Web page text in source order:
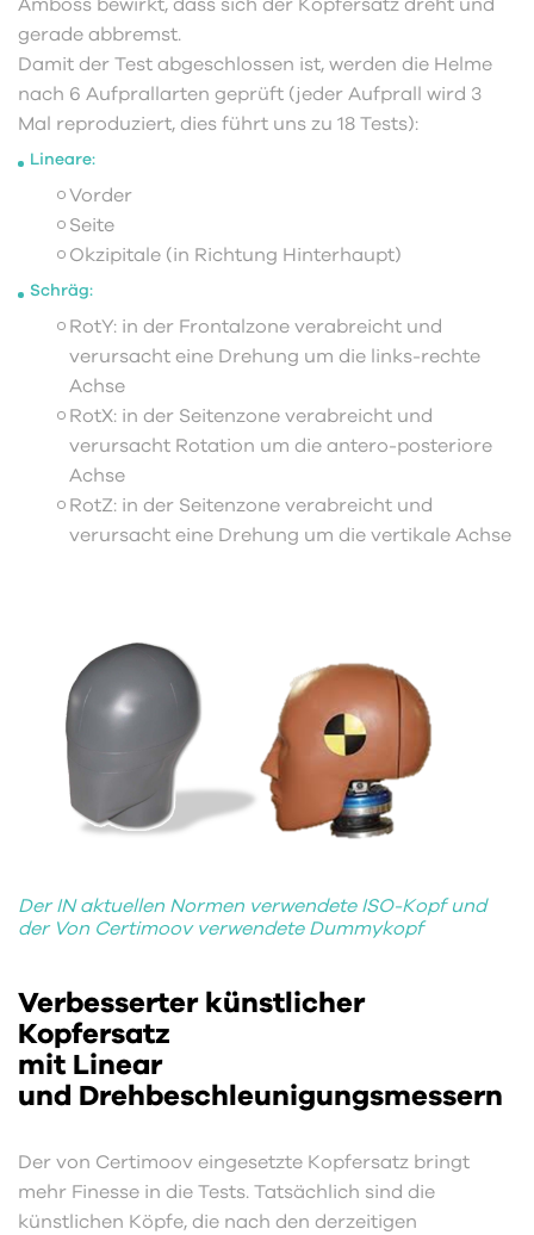
Amboss bewirkt, dass sich der Kopfersatz dreht und
gerade abbremst.
Damit der Test abgeschlossen ist, werden die Helme
nach 6 Aufprallarten geprüft (jeder Aufprall wird 3
Mal reproduziert, dies führt uns zu 18 Tests):
Lineare:
Vorder
Seite
Okzipitale (in Richtung Hinterhaupt)
Schräg:
RotY: in der Frontalzone verabreicht und
verursacht eine Drehung um die links-rechte
Achse
RotX: in der Seitenzone verabreicht und
verursacht Rotation um die antero-posteriore
Achse
RotZ: in der Seitenzone verabreicht und
verursacht eine Drehung um die vertikale Achse
Verbesserter künstlicher
Kopfersatz
mit Linear
und Drehbeschleunigungsmessern
Der von Certimoov eingesetzte Kopfersatz bringt
mehr Finesse in die Tests. Tatsächlich sind die
künstlichen Köpfe, die nach den derzeitigen
Der IN aktuellen Normen verwendete ISO-Kopf und
der Von Certimoov verwendete Dummykopf